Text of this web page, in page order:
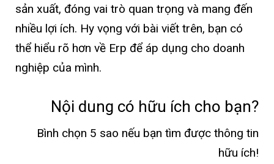
sản xuất, đóng vai trò quan trọng và mang đến
nhiều lợi ích. Hy vọng với bài viết trên, bạn có
thể hiểu rõ hơn về Erp để áp dụng cho doanh
nghiệp của mình.
Nội dung có hữu ích cho bạn?
Bình chọn 5 sao nếu bạn tìm được thông tin
hữu ích!